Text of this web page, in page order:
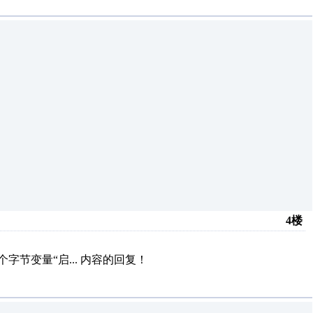
4楼
字节变量“启... 内容的回复！